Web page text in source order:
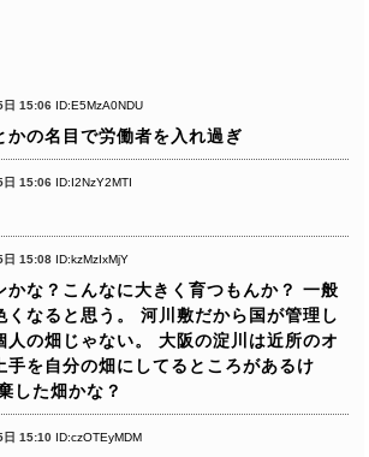
日 15:06 ID:E5MzA0NDU
かの名目で労働者を入れ過ぎ
日 15:06 ID:I2NzY2MTI
日 15:08 ID:kzMzIxMjY
かな？こんなに大きく育つもんか？ 一般
なると思う。
河川敷だから国が管理し
の畑じゃない。
大阪の淀川は近所のオ
手を自分の畑にしてるところがあるけ
した畑かな？
日 15:10 ID:czOTEyMDM